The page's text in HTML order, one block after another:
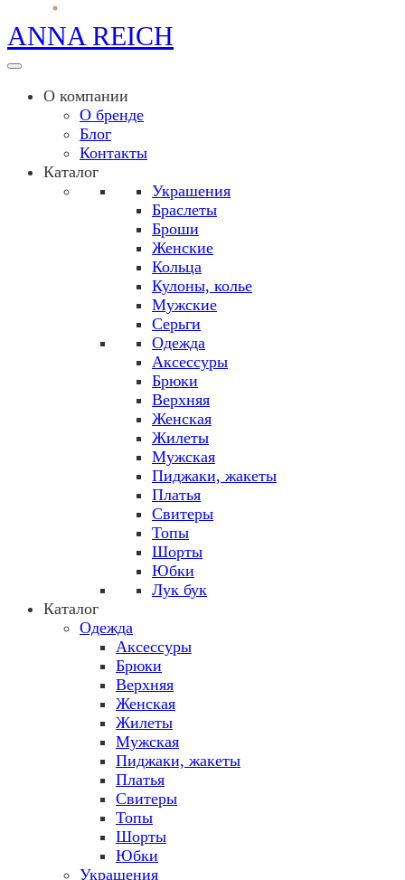
ANNA REICH
О компании
О бренде
Блог
Контакты
Каталог
Украшения
Браслеты
Броши
Женские
Кольца
Кулоны, колье
Мужские
Серьги
Одежда
Аксессуры
Брюки
Верхняя
Женская
Жилеты
Мужская
Пиджаки, жакеты
Платья
Свитеры
Топы
Шорты
Юбки
Лук бук
Каталог
Одежда
Аксессуры
Брюки
Верхняя
Женская
Жилеты
Мужская
Пиджаки, жакеты
Платья
Свитеры
Топы
Шорты
Юбки
Украшения